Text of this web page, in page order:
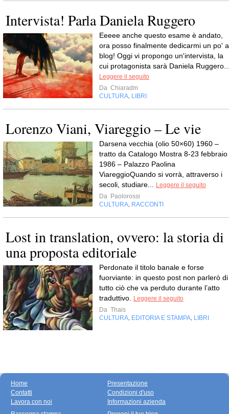
Intervista! Parla Daniela Ruggero
Eeeee anche questo esame è andato,
ora posso finalmente dedicarmi un po'
blog! Oggi vi propongo un'intervista, la
cui protagonista sarà Daniela
Leggere il seguito
Da Chiaradm
CULTURA LIBRI
Lorenzo Viani, Viareggio – Le vie
Darsena vecchia (olio 50×60) 1960 –
tratto da Catalogo Mostra 8-23 febbraio
1986 – Palazzo Paolina
ViareggioQuando si vorrà, attraverso i
secoli, studiare...
Leggere il seguito
Da Paolorossi
CULTURA RACCONTI
Lost in translation, ovvero: la storia di
una proposta editoriale
Perdonate il titolo banale e forse
fuorviante: in questo post non parlerò di
tutto ciò che va perduto durante l’atto
traduttivo.
Leggere il seguito
Da Thais
CULTURA EDITORIA E STAMPA LIBRI
Home
Contatti
Lavora con noi
Presentazione
Condizioni d'uso
Informazioni azienda